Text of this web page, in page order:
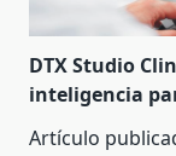
DTX Studio
inteligencia
Artículo